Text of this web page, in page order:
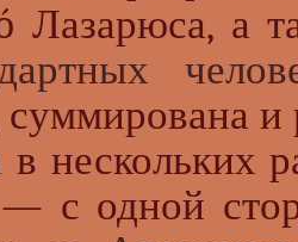
Лазарюса, а
суммирована и
в нескольких
— с одной